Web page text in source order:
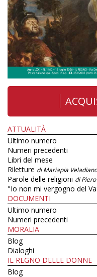
ATTUALITÀ
Ultimo numero
Numeri precedenti
Libri del mese
Riletture di Mariapia Veladiano
Parole delle religioni di
"Io non mi vergogno del
DOCUMENTI
Ultimo numero
Numeri precedenti
MORALIA
Blog
Dialoghi
IL REGNO DELLE DONNE
Blog